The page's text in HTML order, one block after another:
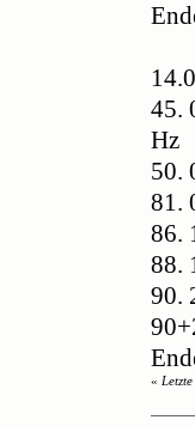
45.
Hz
50.
81.
86.
88.
90.
«